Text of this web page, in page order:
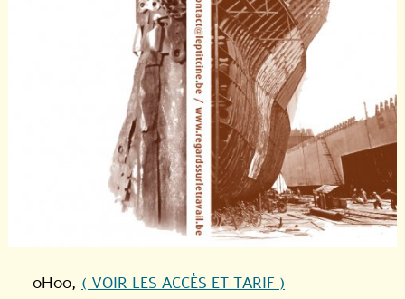
0H00, ( VOIR LES ACCÈS ET TARIF )